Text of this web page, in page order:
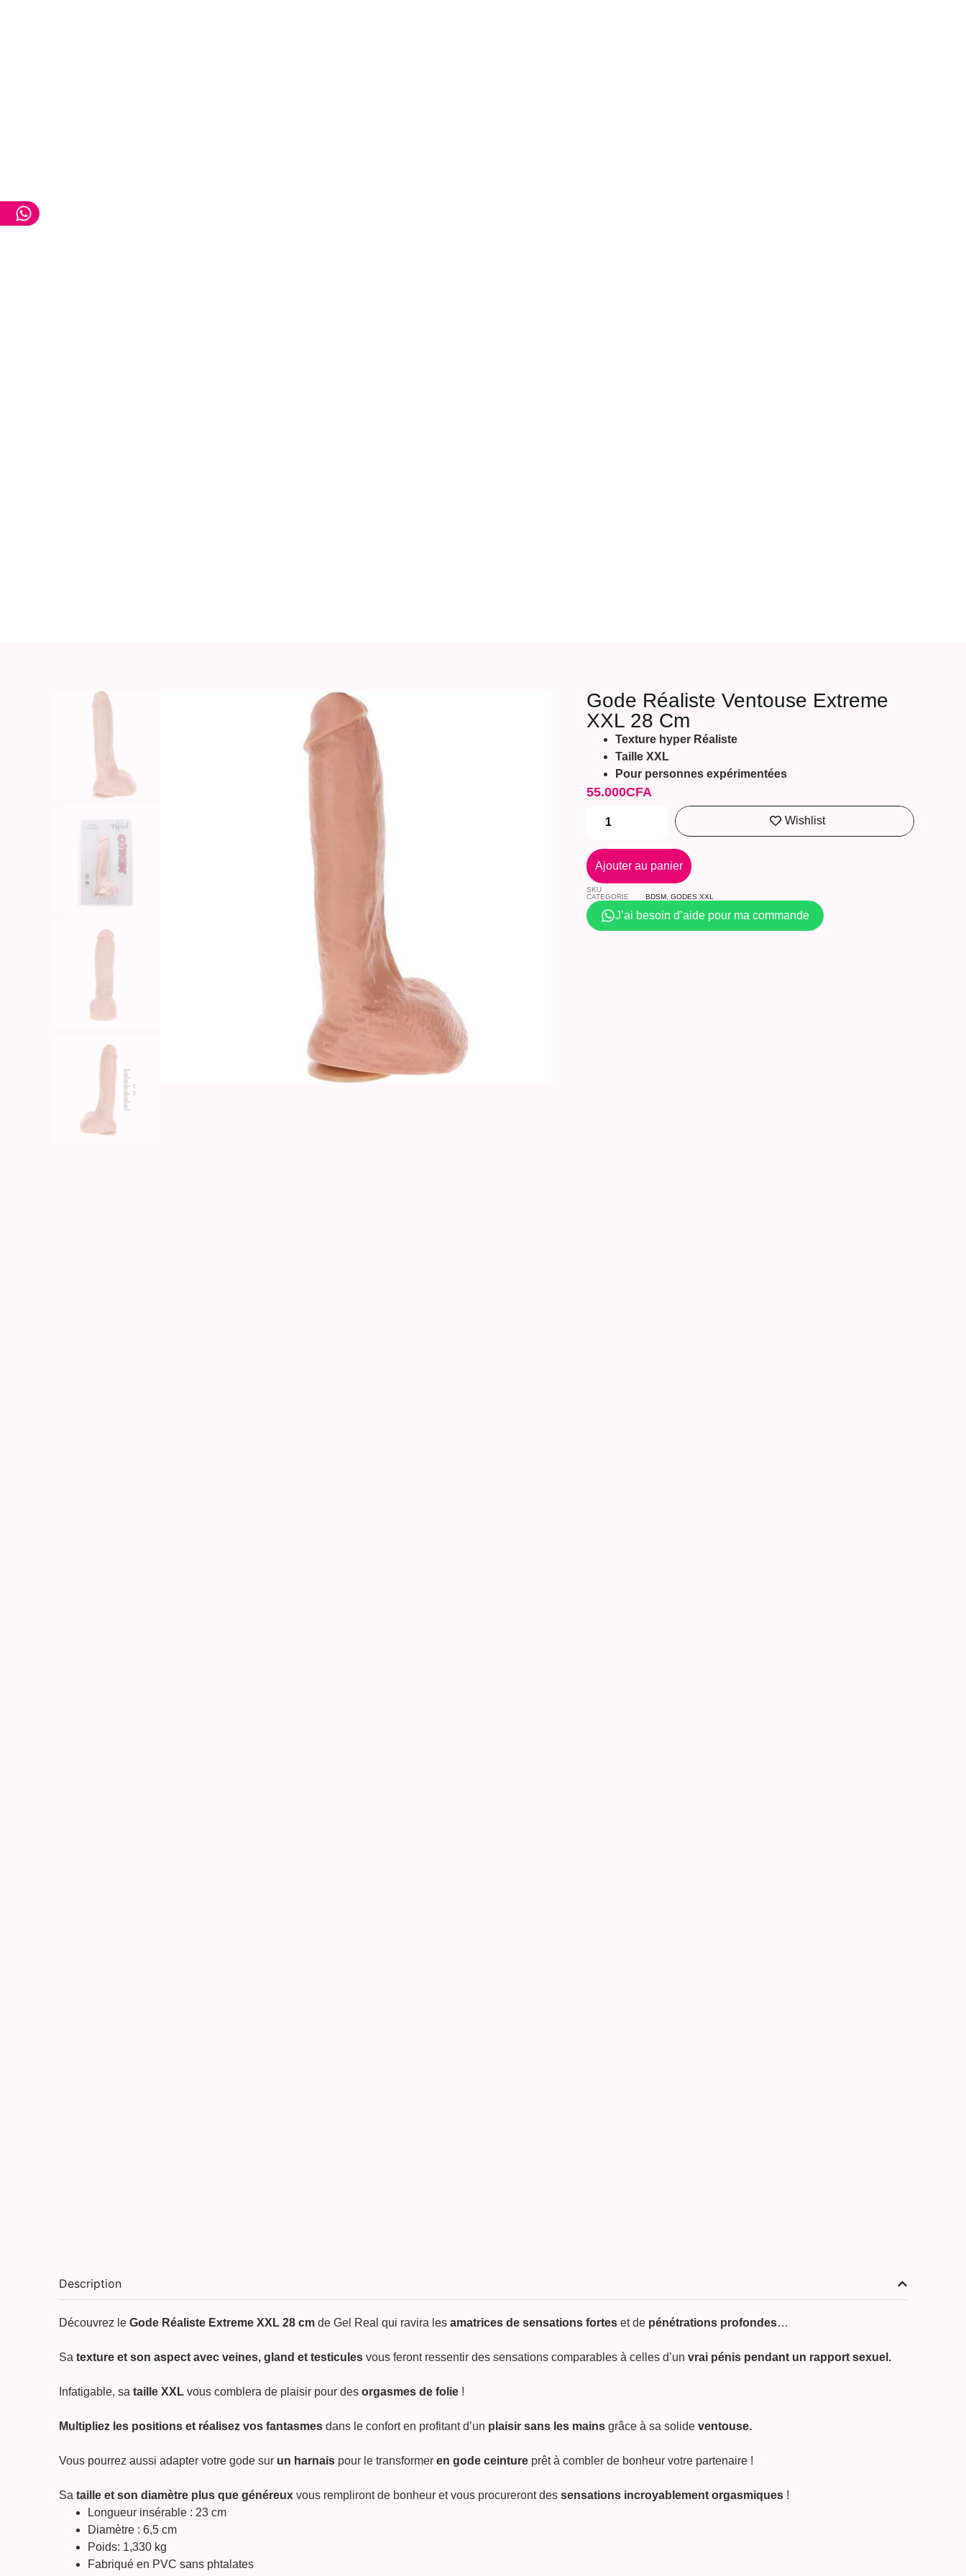
Gode Réaliste Ventouse Extreme
XXL 28 Cm
Texture hyper Réaliste
Taille XXL
Pour personnes expérimentées
55.000CFA
Wishlist
Ajouter au panier
SKU
CATEGORIE
BDSM ,GODES XXL
J’ai besoin d’aide pour ma commande
Description
Découvrez le Gode Réaliste Extreme XXL 28 cm de Gel Real qui ravira les amatrices de sensations fortes et de pénétrations profondes…
Sa texture et son aspect avec veines, gland et testicules vous feront ressentir des sensations comparables à celles d’un vrai pénis pendant un rapport sexuel.
Infatigable, sa taille XXL vous comblera de plaisir pour des orgasmes de folie !
Multipliez les positions et réalisez vos fantasmes dans le confort en profitant d’un plaisir sans les mains grâce à sa solide ventouse.
Vous pourrez aussi adapter votre gode sur un harnais pour le transformer en gode ceinture prêt à combler de bonheur votre partenaire !
Sa taille et son diamètre plus que généreux vous rempliront de bonheur et vous procureront des sensations incroyablement orgasmiques !
Longueur insérable : 23 cm
Diamètre : 6,5 cm
Poids: 1,330 kg
Fabriqué en PVC sans phtalates